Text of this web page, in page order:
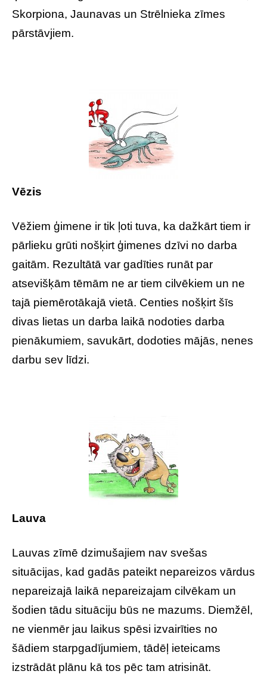
Skorpiona, Jaunavas un Strēlnieka zīmes
pārstāvjiem.
Vēzis
Vēžiem ģimene ir tik ļoti tuva, ka dažkārt tiem ir
pārlieku grūti nošķirt ģimenes dzīvi no darba
gaitām. Rezultātā var gadīties runāt par
atsevišķām tēmām ne ar tiem cilvēkiem un ne
tajā piemērotākajā vietā. Centies nošķirt šīs
divas lietas un darba laikā nodoties darba
pienākumiem, savukārt, dodoties mājās, nenes
darbu sev līdzi.
Lauva
Lauvas zīmē dzimušajiem nav svešas
situācijas, kad gadās pateikt nepareizos vārdus
nepareizajā laikā nepareizajam cilvēkam un
šodien tādu situāciju būs ne mazums. Diemžēl,
ne vienmēr jau laikus spēsi izvairīties no
šādiem starpgadījumiem, tādēļ ieteicams
izstrādāt plānu kā tos pēc tam atrisināt.